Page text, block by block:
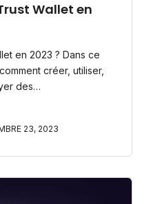
Wallet en
en 2023 ? Dans ce
créer, utiliser,
des…
23, 2023